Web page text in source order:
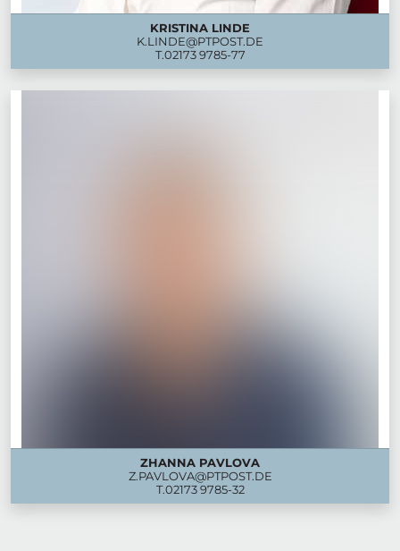
KRISTINA LINDE
K.LINDE@PTPOST.DE
T.02173 9785-77
ZHANNA PAVLOVA
Z.PAVLOVA@PTPOST.DE
T.02173 9785-32